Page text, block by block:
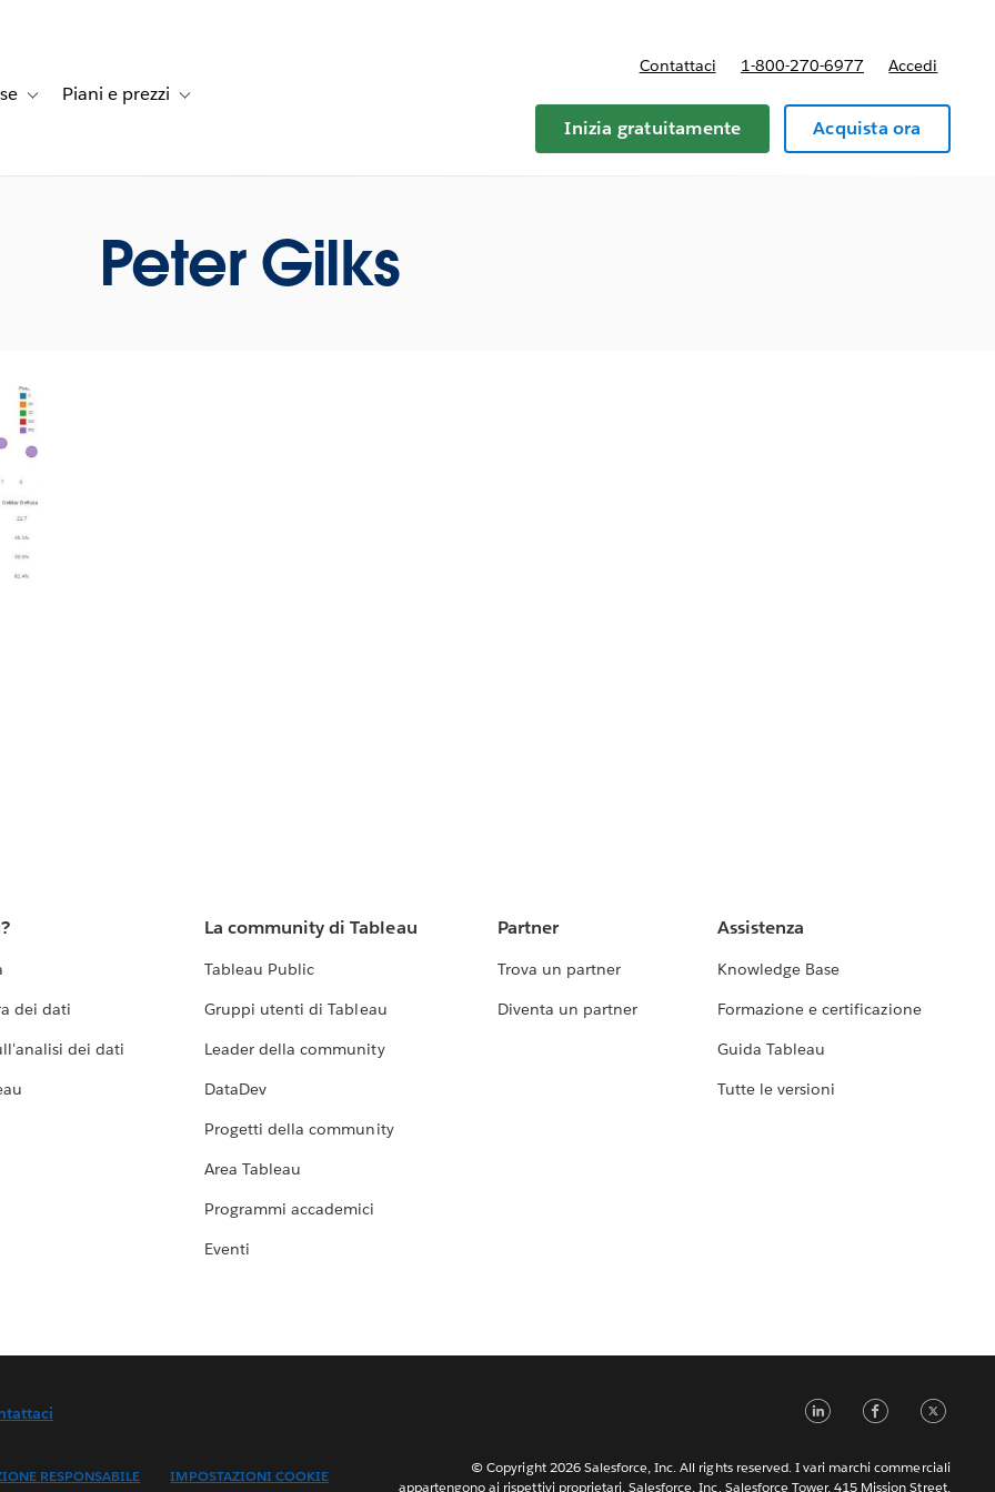
dei clientifor Soluzioni
Toggle sub-navigation for Risorse
Piani e prezzi Toggle sub-navigation for Piani e prezzi
Contattaci 1-800-270-6977 Accedi
Inizia gratuitamente Acquista ora
Peter Gilks
dei dati
dei dati
La community di Tableau
Tableau Public
Gruppi utenti di Tableau
Leader della community
DataDev
Progetti della community
Area Tableau
Programmi accademici
Eventi
Partner
Trova un partner
Diventa un partner
Assistenza
Knowledge Base
Formazione e certificazione
Guida Tableau
Tutte le versioni
RESPONSABILE IMPOSTAZIONI COOKIE
LinkedIn
© Copyright 2026 Salesforce, Inc. All rights reserved. I vari marchi commerciali
appartengono ai rispettivi proprietari. Salesforce, Inc. Salesforce Tower, 415 Mission Street,